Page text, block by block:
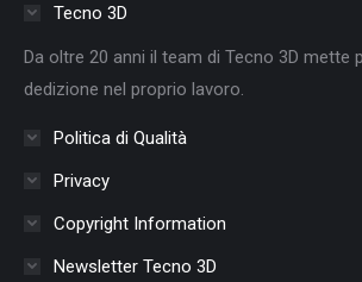
windowwindowwindowwindowwindowwindowwindow
Tecno 3D
Da oltre 20 anni il team di Tecno 3D mette
dedizione nel proprio lavoro.
Politica di Qualità
Privacy
Copyright Information
Newsletter Tecno 3D